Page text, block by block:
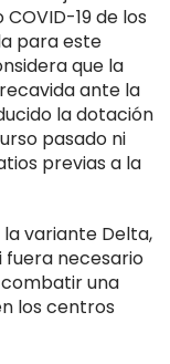
19 de los
para este
que la
ante la
la dotación
pasado ni
previas a la
variante Delta,
fuera necesario
una
los centros